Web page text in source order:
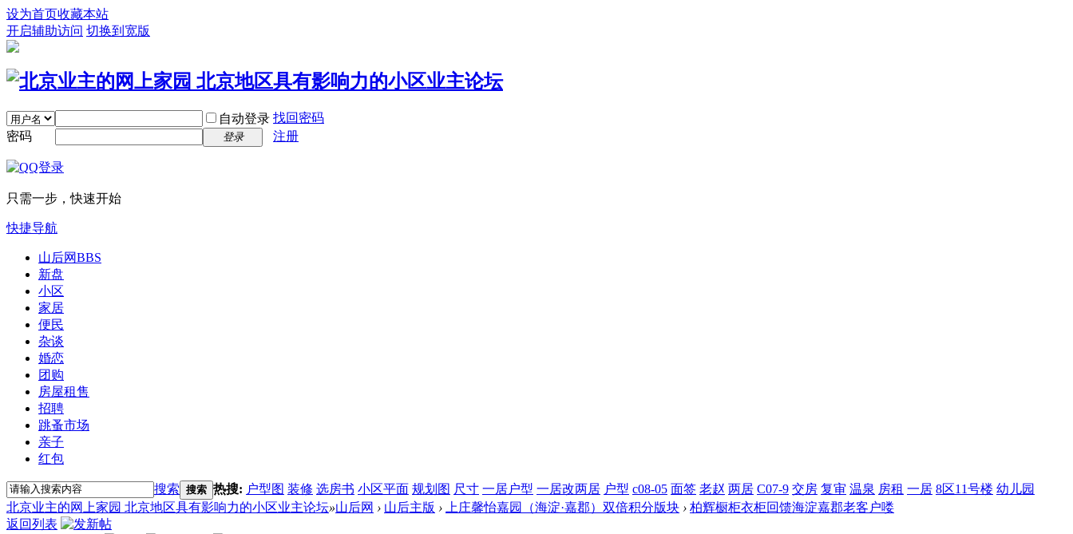
设为首页收藏本站
开启辅助访问 切换到宽版
自动登录 找回密码
密码
登录 注册
只需一步，快速开始
快捷导航
山后网BBS
新盘
小区
家居
便民
杂谈
婚恋
团购
房屋租售
招聘
跳蚤市场
亲子
红包
搜索 搜索 热搜: 户型图 装修 选房书 小区平面 规划图 尺寸 一居户型 一居改两居 户型 c08-05 面签 老赵 两居 C07-9 交房 复审 温泉 房租 一居 8区11号楼 幼儿园
北京业主的网上家园 北京地区具有影响力的小区业主论坛»山后网 › 山后主版 › 上庄馨怡嘉园（海淀·嘉郡）双倍积分版块 › 柏辉橱柜衣柜回馈海淀嘉郡老客户喽
返回列表